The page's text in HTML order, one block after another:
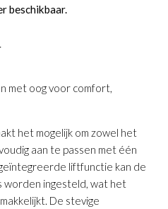
beschikbaar.
met oog voor comfort,
het mogelijk om zowel het
aan te passen met één
liftfunctie kan de
worden ingesteld, wat het
De stevige
90 x 200 cm is